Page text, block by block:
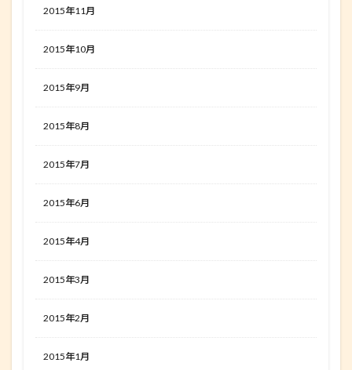
2015年11月
2015年10月
2015年9月
2015年8月
2015年7月
2015年6月
2015年4月
2015年3月
2015年2月
2015年1月